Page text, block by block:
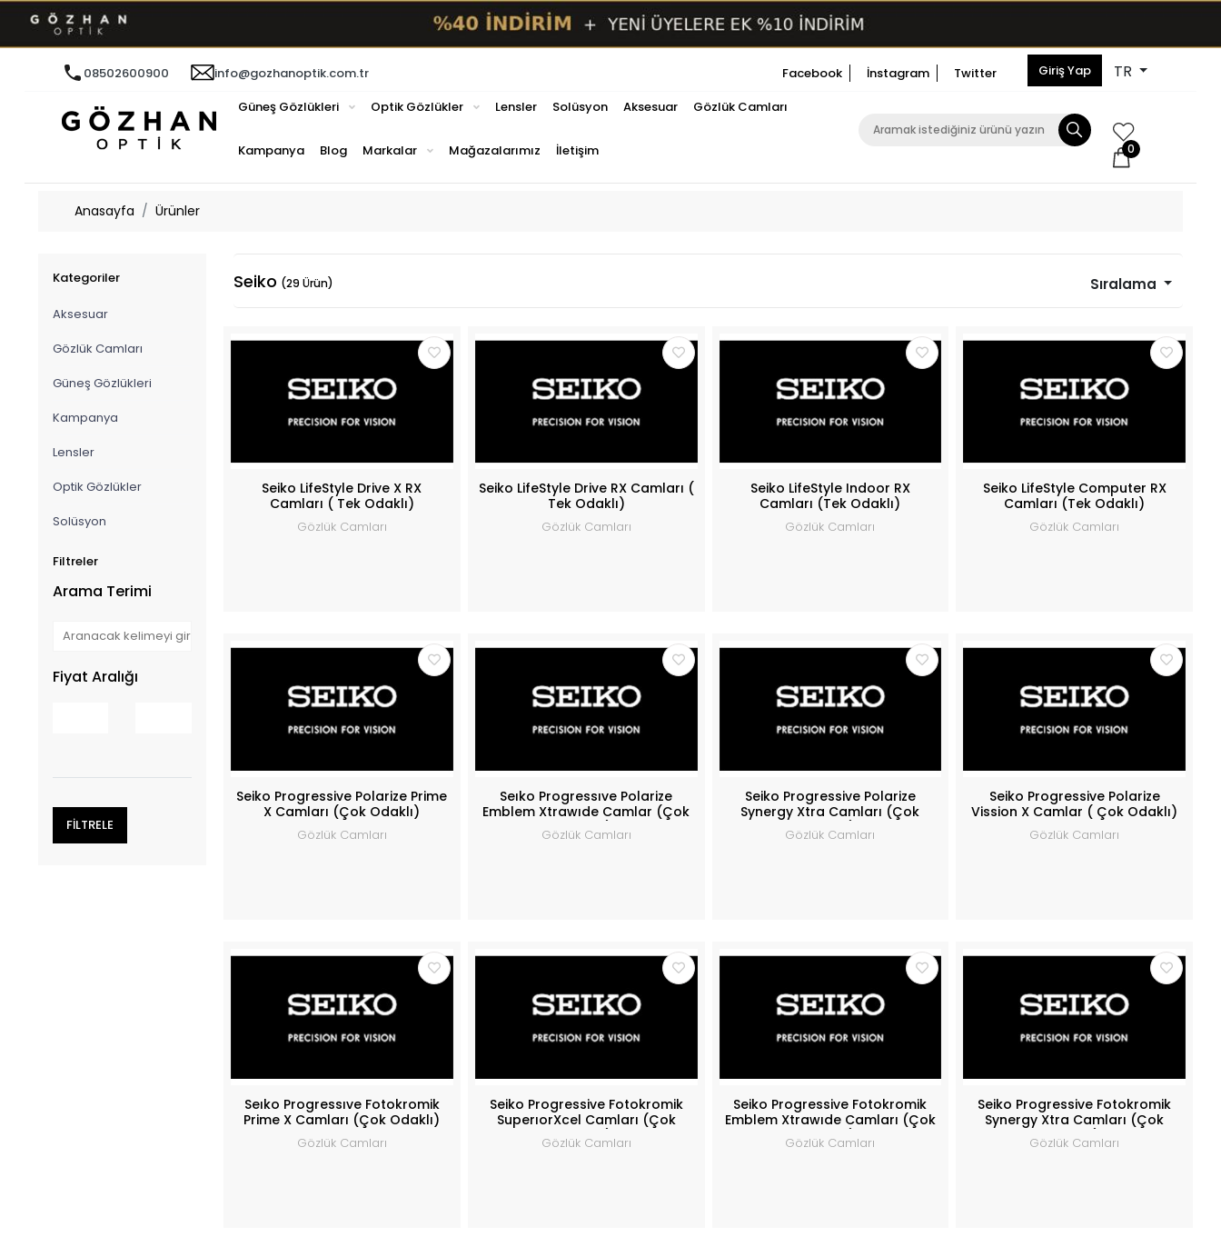
08502600900 info@gozhanoptik.com.tr Facebook İnstagram Twitter Giriş Yap TR
Güneş Gözlükleri Optik Gözlükler Lensler Solüsyon Aksesuar Gözlük Camları
Kampanya Blog Markalar Mağazalarımız İletişim 0
Anasayfa Ürünler
Kategoriler
Aksesuar
Gözlük Camları
Güneş Gözlükleri
Kampanya
Lensler
Optik Gözlükler
Solüsyon
Filtreler
Arama Terimi
Fiyat Aralığı
Seiko (29 Ürün) Sıralama
Seiko LifeStyle Drive X RX
Camları ( Tek Odaklı)
Gözlük Camları
Seiko LifeStyle Drive RX Camları (
Tek Odaklı)
Gözlük Camları
Seiko LifeStyle Indoor RX
Camları (Tek Odaklı)
Gözlük Camları
Seiko LifeStyle Computer RX
Camları (Tek Odaklı)
Gözlük Camları
Seiko Progressive Polarize Prime
X Camları (Çok Odaklı)
Gözlük Camları
Seıko Progressıve Polarize
Emblem Xtrawıde Camlar (Çok
Odaklı)
Gözlük Camları
Seiko Progressive Polarize
Synergy Xtra Camları (Çok
Odaklı)
Gözlük Camları
Seiko Progressive Polarize
Vission X Camlar ( Çok Odaklı)
Gözlük Camları
Seıko Progressıve Fotokromik
Prime X Camları (Çok Odaklı)
Gözlük Camları
Seiko Progressive Fotokromik
SuperıorXcel Camları (Çok
Odaklı)
Gözlük Camları
Seiko Progressive Fotokromik
Emblem Xtrawıde Camları (Çok
Odaklı)
Gözlük Camları
Seiko Progressive Fotokromik
Synergy Xtra Camları (Çok
Odaklı)
Gözlük Camları